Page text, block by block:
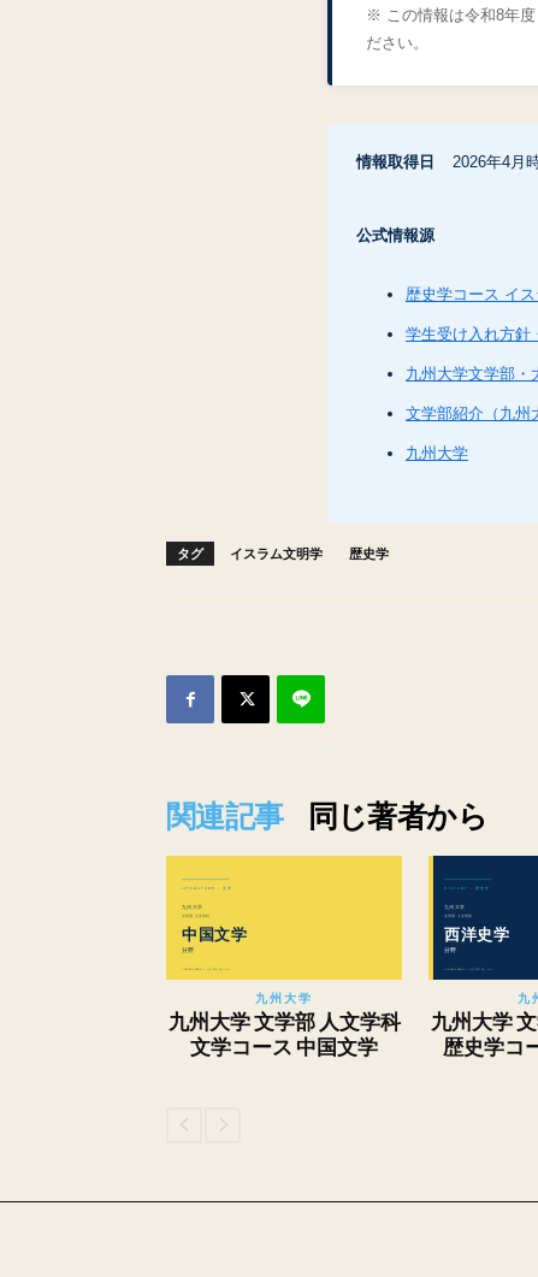
※ この情報は令和8年度
ださい。
情報取得日 2026年4月
公式情報源
歴史学コース イス
学生受け入れ方針
九州大学文学部・
文学部紹介（九州
九州大学
タグ イスラム文明学 歴史学
関連記事 同じ著者から
九州大学
九州大学 文学部 人文学科
文学コース 中国文学
九
九州大学
歴史学コ